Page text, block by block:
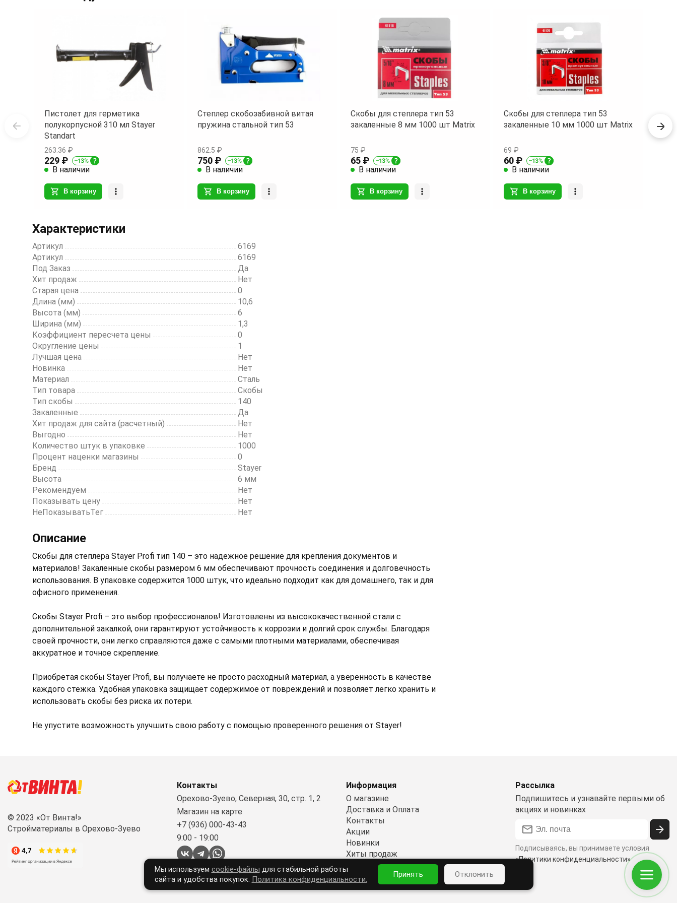
Пистолет для герметика
полукорпусной 310 мл Stayer
Standart
263.36 ₽
229 ₽
В наличии
В корзину
Степлер скобозабивной витая
пружина стальной тип 53
862.5 ₽
750 ₽
В наличии
В корзину
Скобы для степлера тип 53
закаленные 8 мм 1000 шт Matrix
75 ₽
65 ₽
В наличии
В корзину
Скобы для степлера тип 53
закаленные 10 мм 1000 шт Matrix
69 ₽
60 ₽
В наличии
В корзину
SL4
of
6
Характеристики
Артикул
6169
Артикул
6169
Под Заказ
Да
Хит продаж
Нет
Старая цена
0
Длина (мм)
10,6
Высота (мм)
6
Ширина (мм)
1,3
Коэффициент пересчета цены
0
Округление цены
1
Лучшая цена
Нет
Новинка
Нет
Материал
Сталь
Тип товара
Скобы
Тип скобы
140
Закаленные
Да
Хит продаж для сайта (расчетный)
Нет
Выгодно
Нет
Количество штук в упаковке
1000
Процент наценки магазины
0
Бренд
Stayer
Высота
6 мм
Рекомендуем
Нет
Показывать цену
Нет
НеПоказыватьТег
Нет
Описание
Скобы для степлера Stayer Profi тип 140 – это надежное решение для крепления документов и
материалов! Закаленные скобы размером 6 мм обеспечивают прочность соединения и долговечность
использования. В упаковке содержится 1000 штук, что идеально подходит как для домашнего, так и для
офисного применения.
Скобы Stayer Profi – это выбор профессионалов! Изготовлены из высококачественной стали с
дополнительной закалкой, они гарантируют устойчивость к коррозии и долгий срок службы. Благодаря
своей прочности, они легко справляются даже с самыми плотными материалами, обеспечивая
аккуратное и точное скрепление.
Приобретая скобы Stayer Profi, вы получаете не просто расходный материал, а уверенность в качестве
каждого стежка. Удобная упаковка защищает содержимое от повреждений и позволяет легко хранить и
использовать скобы без риска их потери.
Не упустите возможность улучшить свою работу с помощью проверенного решения от Stayer!
© 2023 «От Винта!»
Стройматериалы в Орехово-Зуево
Контакты
Орехово-Зуево, Северная, 30, стр. 1, 2
Магазин на карте
+7 (936) 000-43-43
9:00 - 19:00
Информация
О магазине
Доставка и Оплата
Контакты
Акции
Новинки
Хиты продаж
Политика конфиденциальности
Рассылка
Подпишитесь и узнавайте первыми об
акциях и новинках
Подписываясь, вы принимаете условия
«Политики конфиденциальности»
Мы используем cookie-файлы для стабильной работы
сайта и удобства покупок. Политика конфиденциальности.
Принять Отклонить